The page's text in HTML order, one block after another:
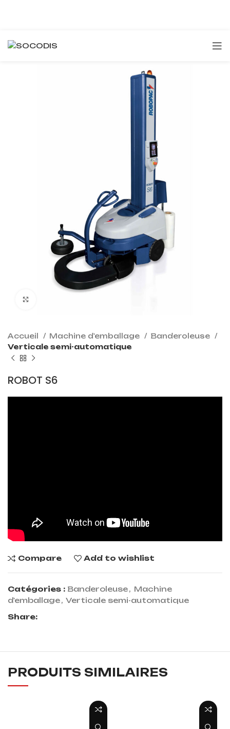
Accueil Machine d'emballage
Banderoleuse
Verticale semi-automatique
ROBOT S6
Compare Add to wishlist
Catégories : Banderoleuse, Machine
d'emballage, Verticale semi-automatique
Share:
PRODUITS SIMILAIRES